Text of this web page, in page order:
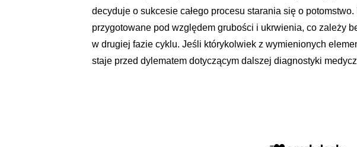
decyduje o sukcesie całego procesu starania się o
przygotowane pod względem grubości i ukrwienia, co zależy
w drugiej fazie cyklu. Jeśli którykolwiek z wymienionych
staje przed dylematem dotyczącym dalszej diagnostyki